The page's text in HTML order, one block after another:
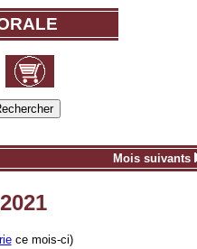
Mois suivants
ce mois-ci)